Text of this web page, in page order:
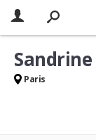
Sandrine
Paris